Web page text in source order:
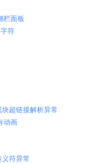
栏面板
符
超链接解析异常
动画
符异常